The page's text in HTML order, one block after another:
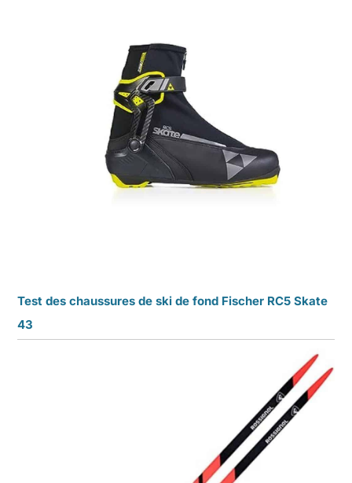
Test des chaussures de ski de fond Fischer RC5 Skate
43